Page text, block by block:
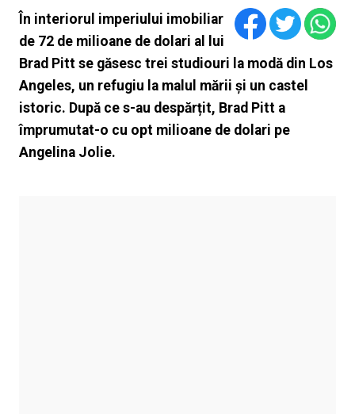
În interiorul imperiului imobiliar
de 72 de milioane de dolari al lui
Brad Pitt se găsesc trei studiouri la modă din Los
Angeles, un refugiu la malul mării și un castel
istoric. După ce s-au despărțit, Brad Pitt a
împrumutat-o cu opt milioane de dolari pe
Angelina Jolie.